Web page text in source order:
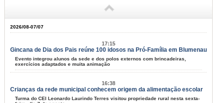
2026/08-07/07
17:15
Gincana de Dia dos Pais reúne 100 idosos na Pró-Família em Blumenau
Evento integrou alunos da sede e dos polos externos com brincadeiras,
exercícios adaptados e muita animação
16:38
Crianças da rede municipal conhecem origem da alimentação escolar
Turma do CEI Leonardo Laurindo Terres visitou propriedade rural nesta sexta-